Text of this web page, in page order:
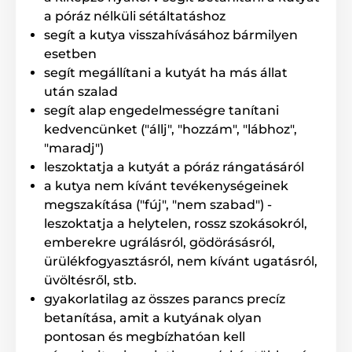
így sötétben is használható. Minden
fontos információ megtalálható a kijelzőn: kiválasztott
funkció, korrekció ereje, a képzett kutya, energiaszint.
Vízállóság
A Patpet T720 kiképzőnyakörv kizárólag
enyhébb eső ellen védett és vízbe sem
meríthető. Ebből kifolyólag leginkább
száraz időjárásban történő kutyaképzéshez alkalmas
és tartósabb eső esetén nem javasolt a használata. A
kiképző eszköz IPX5 védettségi fokozattal rendelkezik.
A nyakörv hossza
Az állítható műanyag nyakörv nagyon
kényelmes és viselete nem jelent
problémát a kutyának. A nyakörv 24 - 69
cm nyakkerületig állítható.
a póráz nélküli sétáltatáshoz
segít a kutya visszahívásához bármilyen
esetben
segít megállítani a kutyát ha más állat
után szalad
segít alap engedelmességre tanítani
kedvencünket ("állj", "hozzám", "lábhoz",
"maradj")
leszoktatja a kutyát a póráz rángatásáról
a kutya nem kívánt tevékenységeinek
megszakítása ("fúj", "nem szabad") -
leszoktatja a helytelen, rossz szokásokról,
emberekre ugrálásról, gödörásásról,
ürülékfogyasztásról, nem kívánt ugatásról,
üvöltésről, stb.
gyakorlatilag az összes parancs precíz
betanítása, amit a kutyának olyan
pontosan és megbízhatóan kell